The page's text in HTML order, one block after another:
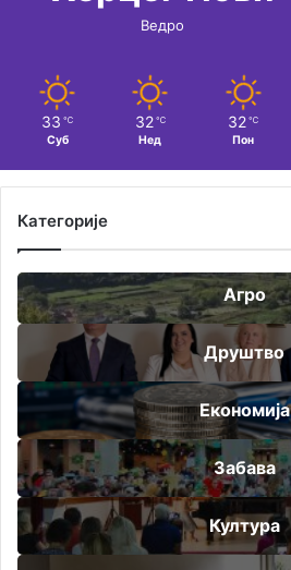
Ведро
33 ℃
Суб
32 ℃
Нед
32 ℃
Пон
Категорије
Агро
Друштво
Економија
Забава
Култура